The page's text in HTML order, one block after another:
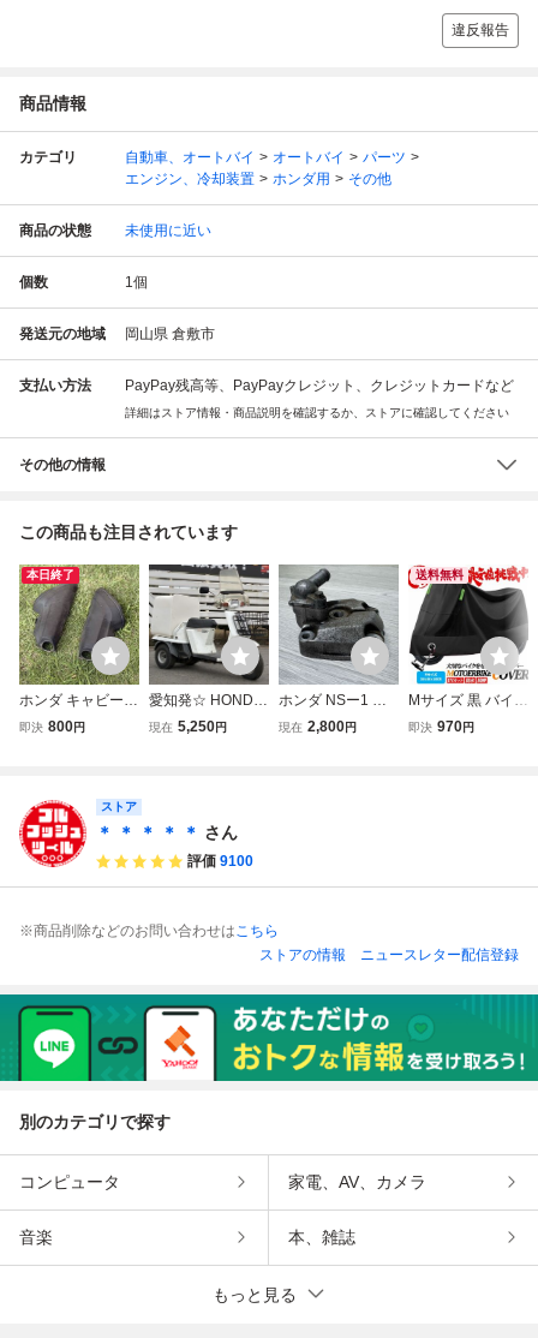
違反報告
商品情報
カテゴリ 自動車、オートバイ オートバイ
パーツ
エンジン、冷却装置
ホンダ用 その他
商品の状態 未使用に近い
個数 1個
発送元の地域 岡山県 倉敷市
支払い方法 PayPay残高等、PayPayクレジット、クレジットカードなど
詳細はストア情報・商品説明を確認するか、ストアに確認してください
その他の情報
この商品も注目されています
本日終了
ホンダ キャビーナ
50用 リアコラム
ツ HONDA CABI
NA 50
即決 800円
愛知発☆ HONDA
ホンダ GYRO UP
明要確認
現在 5,250円
ホンダ NSー1 シ
リンダーヘッド N
現在 2,800円
送料無料
Mサイズ 黒 バイク
カバー M くろ 50c
即決 970円
ストア
＊ ＊ ＊ ＊ ＊ さん
評価 9100
※商品削除などのお問い合わせはこちら
ストアの情報
ニュースレター配信登録
別のカテゴリで探す
コンピュータ 家電、AV、カメラ
音楽 本、雑誌
もっと見る